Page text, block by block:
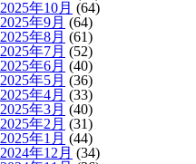
2025年10月 (64)
2025年9月 (64)
2025年8月 (61)
2025年7月 (52)
2025年6月 (40)
2025年5月 (36)
2025年4月 (33)
2025年3月 (40)
2025年2月 (31)
2025年1月 (44)
2024年12月 (34)